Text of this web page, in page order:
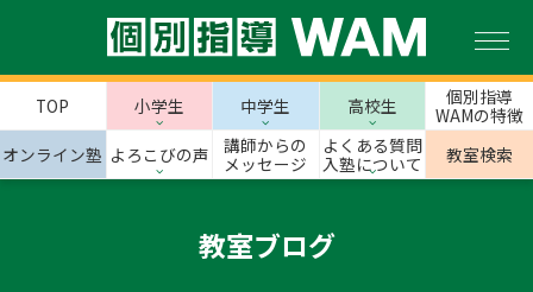
TOP 小学生 中学生 高校生
個別指導
WAMの特徴
オンライン塾 よろこびの声
講師からの
メッセージ
よくある質問
入塾について
教室検索
教室ブログ